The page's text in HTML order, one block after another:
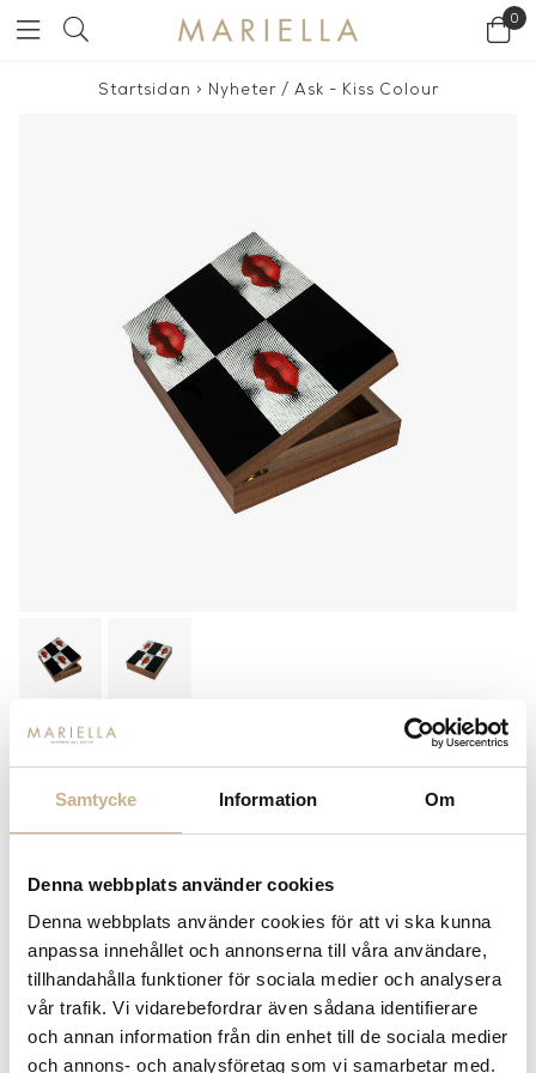
Samtycke Information Om
Denna webbplats använder cookies
Denna webbplats använder cookies för att vi ska kunna
anpassa innehållet och annonserna till våra användare,
tillhandahålla funktioner för sociala medier och analysera
vår trafik. Vi vidarebefordrar även sådana identifierare
och annan information från din enhet till de sociala medier
och annons- och analysföretag som vi samarbetar med.
0
Startsidan > Nyheter/ Ask - Kiss Colour
FORNASETTI
ASK - KISS COLOUR
15.300kr
+
- LÄGG I VARUKORG
Lagerstatus: Best.vara 4-5 månader
14 dagars returrätt på lagervaror. Läs mer
Leverans inom 3-5 arbetsdagar på lagervaror
Få10% välkomstrabatt när du registrerar dig för vårt
nyhetsbrev